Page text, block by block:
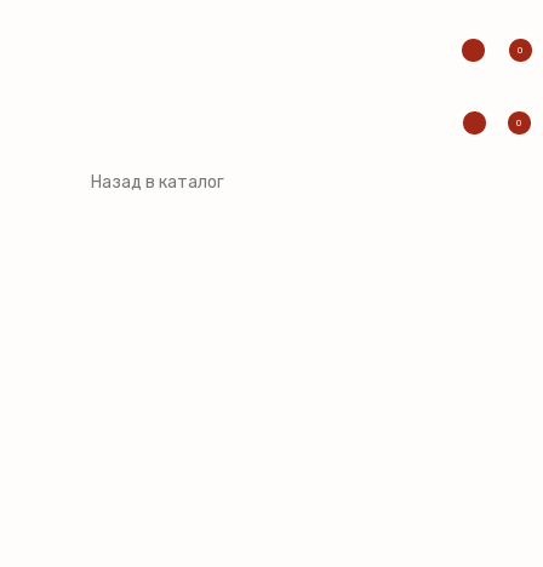
0
0
Назад в каталог